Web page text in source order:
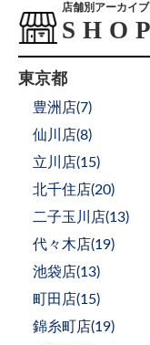
店舗別アーカイブ
東京都
豊洲店(7)
仙川店(8)
立川店(15)
北千住店(20)
二子玉川店(13)
代々木店(19)
池袋店(13)
町田店(15)
錦糸町店(19)